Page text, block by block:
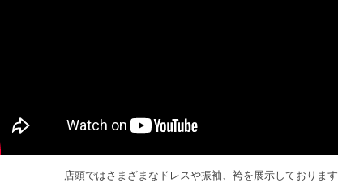
店頭ではさまざまなドレスや振袖、袴を展示しております